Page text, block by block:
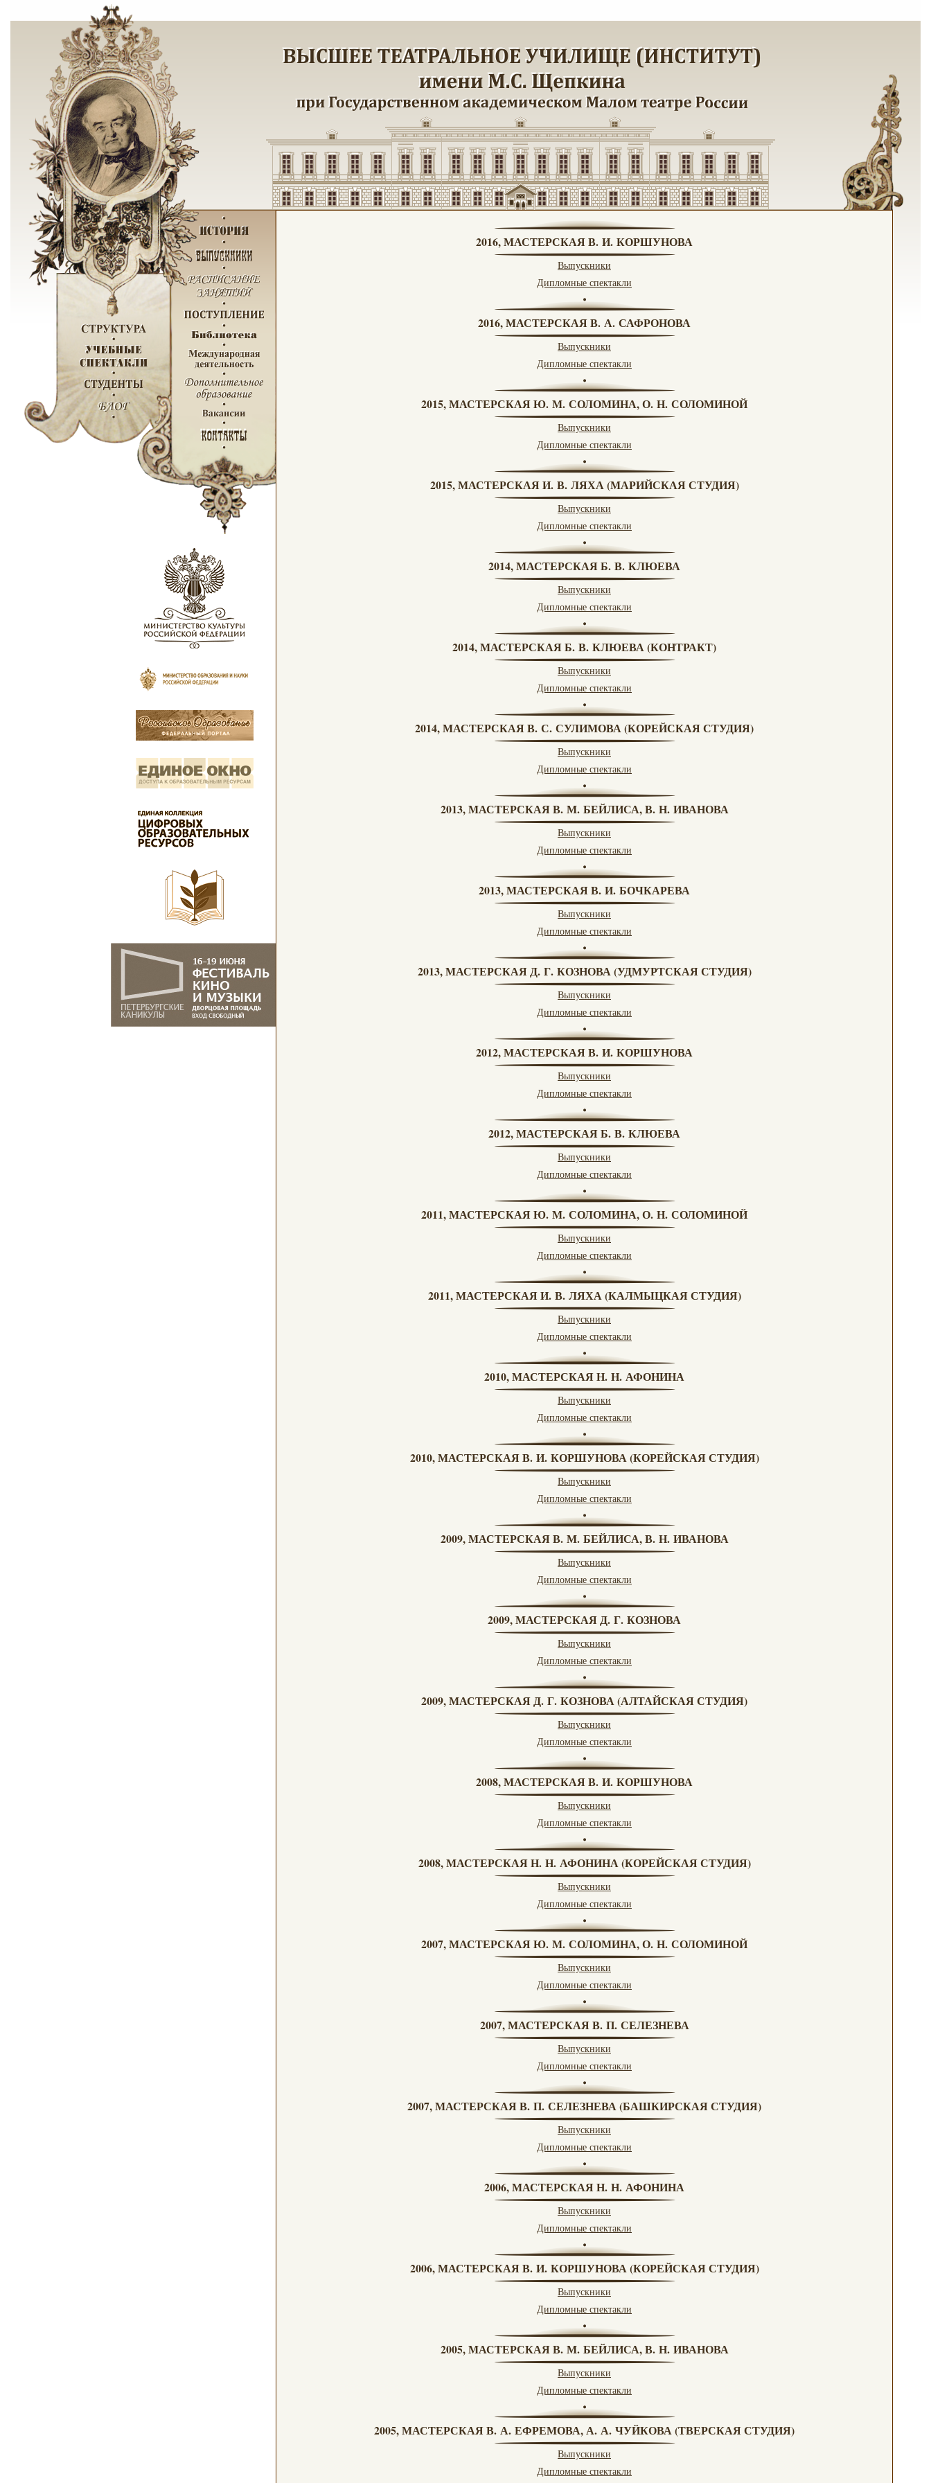
2016, МАСТЕРСКАЯ В. И. КОРШУНОВА
Выпускники
Дипломные спектакли
2016, МАСТЕРСКАЯ В. А. САФРОНОВА
Выпускники
Дипломные спектакли
2015, МАСТЕРСКАЯ Ю. М. СОЛОМИНА, О. Н. СОЛОМИНОЙ
Выпускники
Дипломные спектакли
2015, МАСТЕРСКАЯ И. В. ЛЯХА (МАРИЙСКАЯ СТУДИЯ)
Выпускники
Дипломные спектакли
2014, МАСТЕРСКАЯ Б. В. КЛЮЕВА
Выпускники
Дипломные спектакли
2014, МАСТЕРСКАЯ Б. В. КЛЮЕВА (КОНТРАКТ)
Выпускники
Дипломные спектакли
2014, МАСТЕРСКАЯ В. С. СУЛИМОВА (КОРЕЙСКАЯ СТУДИЯ)
Выпускники
Дипломные спектакли
2013, МАСТЕРСКАЯ В. М. БЕЙЛИСА, В. Н. ИВАНОВА
Выпускники
Дипломные спектакли
2013, МАСТЕРСКАЯ В. И. БОЧКАРЕВА
Выпускники
Дипломные спектакли
2013, МАСТЕРСКАЯ Д. Г. КОЗНОВА (УДМУРТСКАЯ СТУДИЯ)
Выпускники
Дипломные спектакли
2012, МАСТЕРСКАЯ В. И. КОРШУНОВА
Выпускники
Дипломные спектакли
2012, МАСТЕРСКАЯ Б. В. КЛЮЕВА
Выпускники
Дипломные спектакли
2011, МАСТЕРСКАЯ Ю. М. СОЛОМИНА, О. Н. СОЛОМИНОЙ
Выпускники
Дипломные спектакли
2011, МАСТЕРСКАЯ И. В. ЛЯХА (КАЛМЫЦКАЯ СТУДИЯ)
Выпускники
Дипломные спектакли
2010, МАСТЕРСКАЯ Н. Н. АФОНИНА
Выпускники
Дипломные спектакли
2010, МАСТЕРСКАЯ В. И. КОРШУНОВА (КОРЕЙСКАЯ СТУДИЯ)
Выпускники
Дипломные спектакли
2009, МАСТЕРСКАЯ В. М. БЕЙЛИСА, В. Н. ИВАНОВА
Выпускники
Дипломные спектакли
2009, МАСТЕРСКАЯ Д. Г. КОЗНОВА
Выпускники
Дипломные спектакли
2009, МАСТЕРСКАЯ Д. Г. КОЗНОВА (АЛТАЙСКАЯ СТУДИЯ)
Выпускники
Дипломные спектакли
2008, МАСТЕРСКАЯ В. И. КОРШУНОВА
Выпускники
Дипломные спектакли
2008, МАСТЕРСКАЯ Н. Н. АФОНИНА (КОРЕЙСКАЯ СТУДИЯ)
Выпускники
Дипломные спектакли
2007, МАСТЕРСКАЯ Ю. М. СОЛОМИНА, О. Н. СОЛОМИНОЙ
Выпускники
Дипломные спектакли
2007, МАСТЕРСКАЯ В. П. СЕЛЕЗНЕВА
Выпускники
Дипломные спектакли
2007, МАСТЕРСКАЯ В. П. СЕЛЕЗНЕВА (БАШКИРСКАЯ СТУДИЯ)
Выпускники
Дипломные спектакли
2006, МАСТЕРСКАЯ Н. Н. АФОНИНА
Выпускники
Дипломные спектакли
2006, МАСТЕРСКАЯ В. И. КОРШУНОВА (КОРЕЙСКАЯ СТУДИЯ)
Выпускники
Дипломные спектакли
2005, МАСТЕРСКАЯ В. М. БЕЙЛИСА, В. Н. ИВАНОВА
Выпускники
Дипломные спектакли
2005, МАСТЕРСКАЯ В. А. ЕФРЕМОВА, А. А. ЧУЙКОВА (ТВЕРСКАЯ СТУДИЯ)
Выпускники
Дипломные спектакли